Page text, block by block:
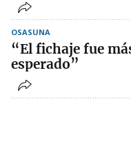
OSASUNA
“El fichaje fue
esperado”